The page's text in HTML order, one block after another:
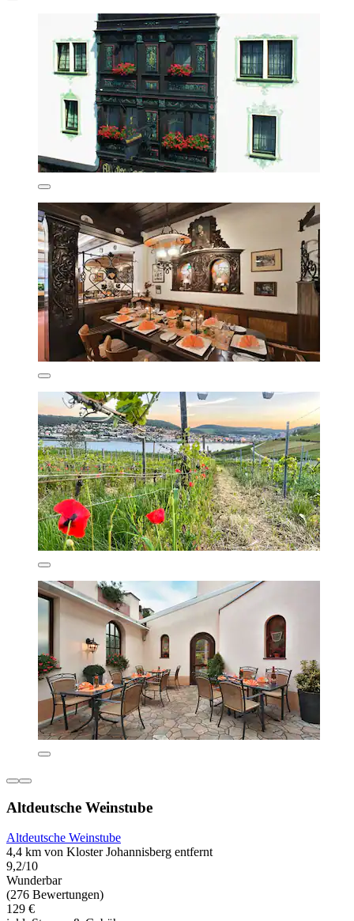
Altdeutsche Weinstube
Altdeutsche Weinstube
4,4 km von Kloster Johannisberg entfernt
9,2/10
Wunderbar
(276 Bewertungen)
129 €